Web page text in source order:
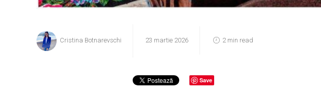
Cristina Botnarevschi 23 martie 2026 2 min read
Save